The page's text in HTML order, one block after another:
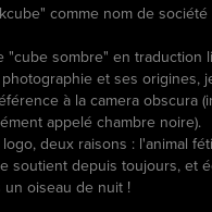
comme nom de société
"cube sombre" en traduction
et ses origines,
à la camera obscura
appelé chambre noire).
deux raisons : l'animal
soutient depuis toujours, et
oiseau de nuit !